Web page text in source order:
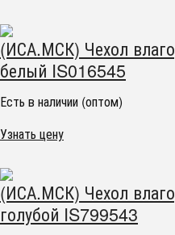
(ИСА.МСК) Чехол
белый IS016545
Есть в наличии (оптом)
Узнать цену
(ИСА.МСК) Чехол
голубой IS799543